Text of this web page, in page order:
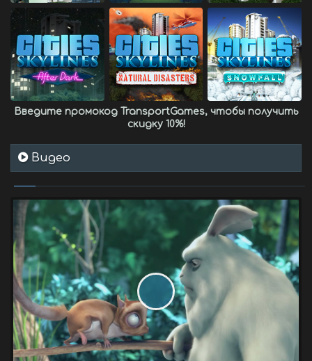
Введите промокод TransportGames, чтобы получить
скидку 10%!
Видео